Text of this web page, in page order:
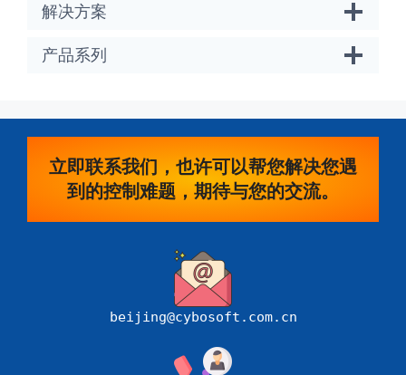
解决方案
产品系列
立即联系我们，也许可以帮您解决您遇
到的控制难题，期待与您的交流。
beijing@cybosoft.com.cn